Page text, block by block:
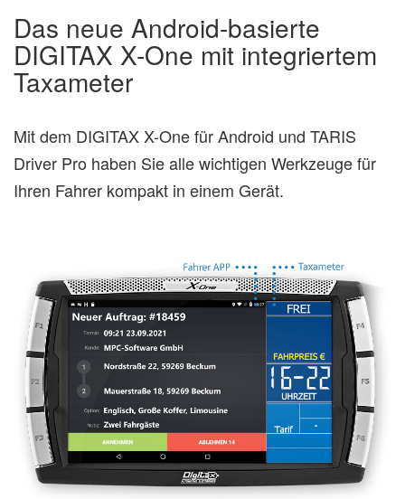
Das neue Android-basierte
DIGITAX X-One mit integriertem
Taxameter
Mit dem DIGITAX X-One für Android und TARIS
Driver Pro haben Sie alle wichtigen Werkzeuge für
Ihren Fahrer kompakt in einem Gerät.